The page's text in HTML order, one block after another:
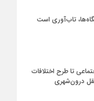
تاب‌آوری است
تا طرح اختلافات
درون‌شهری